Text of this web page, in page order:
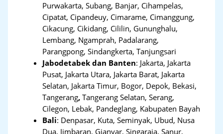
Purwakarta, Subang, Banjar, Cihampelas,
Cipatat, Cipandeuy, Cimarame, Cimanggung,
Cikacung, Cikidang, Cililin, Gununghalu,
Lembang, Ngamprah, Padalarang,
Parangpong, Sindangkerta, Tanjungsari
Jabodetabek dan Banten: Jakarta, Jakarta
Pusat, Jakarta Utara, Jakarta Barat, Jakarta
Selatan, Jakarta Timur, Bogor, Depok, Bekasi,
Tangerang,Tangerang Selatan, Serang,
Cilegon, Lebak, Pandeglang, Kabupaten Bayah
Bali: Denpasar, Kuta, Seminyak, Ubud, Nusa
Dua, Jimbaran, Gianyar, Singaraja, Sanur,